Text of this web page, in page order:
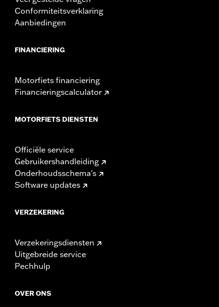
Conformiteitsverklaring
Aanbiedingen
FINANCIERING
Motorfiets financiering
Financieringscalculator
MOTORFIETS DIENSTEN
Officiële service
Gebruikershandleiding
Onderhoudsschema's
Software updates
VERZEKERING
Verzekeringsdiensten
Uitgebreide service
Pechhulp
OVER ONS